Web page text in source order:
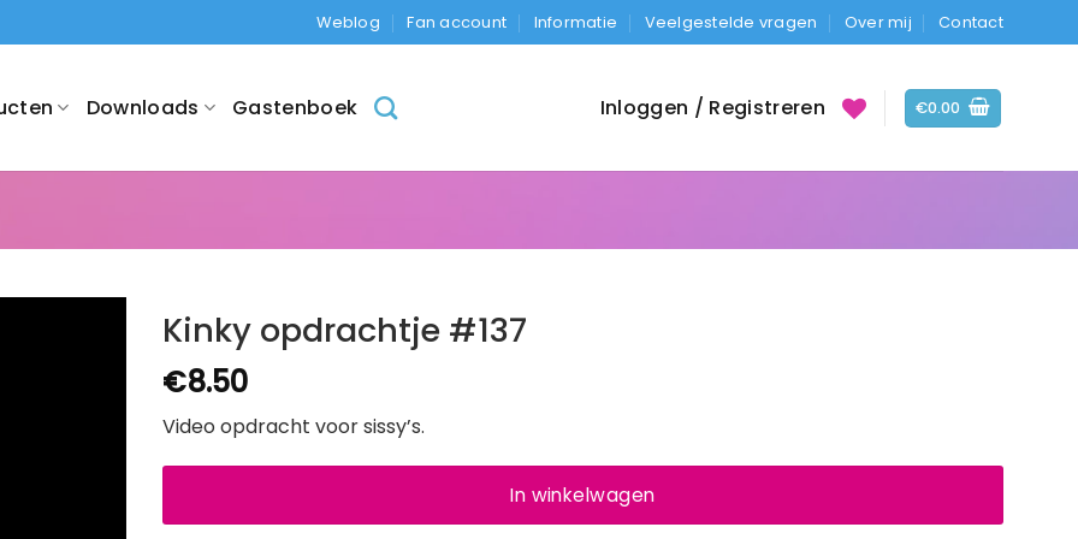
Weblog Fan account Informatie Veelgestelde vragen Over mij Contact
Downloads Gastenboek Inloggen / Registreren €0.00
Kinky opdrachtje #137
€8.50
Video opdracht voor sissy’s.
In winkelwagen